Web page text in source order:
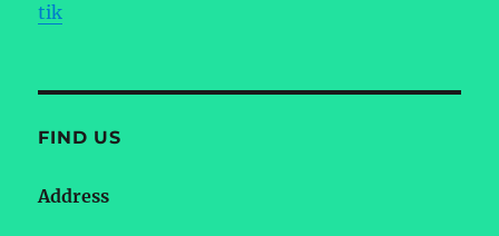
tik
FIND US
Address